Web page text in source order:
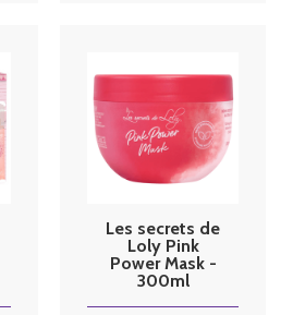
Les secrets de
Loly Pink
Power Mask -
300ml